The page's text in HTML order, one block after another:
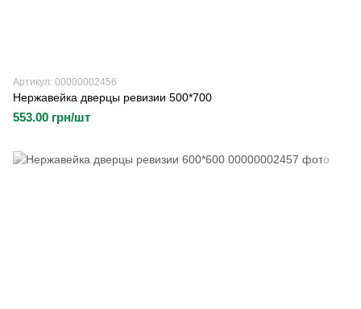
Артикул: 00000002456
Нержавейка дверцы ревизии 500*700
553.00 грн/шт